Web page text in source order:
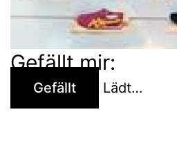
Gefällt mir:
Gefällt Lädt…